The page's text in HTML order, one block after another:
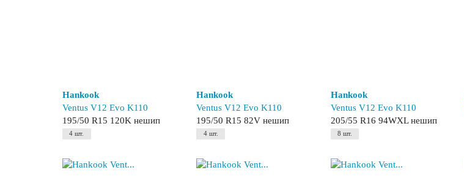
Hankook
Ventus V12 Evo K110
195/50 R15 120K нешип
4 шт.
Hankook
Ventus V12 Evo K110
195/50 R15 82V нешип
4 шт.
Hankook
Ventus V12 Evo K110
205/55 R16 94WXL нешип
8 шт.